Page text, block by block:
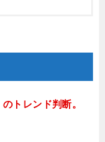
のトレンド判断。